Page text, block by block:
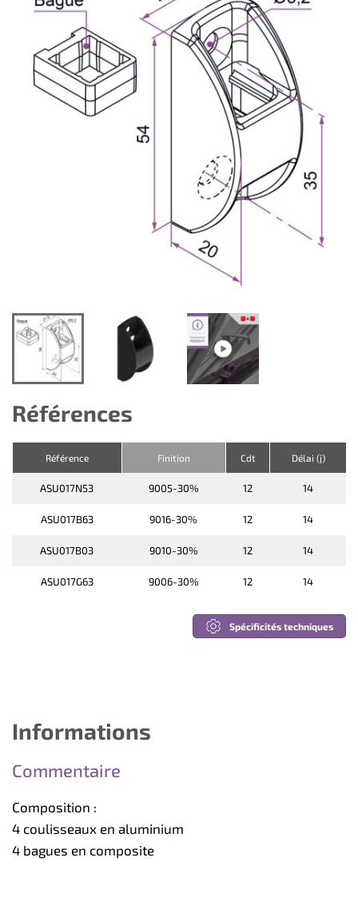
Références
Référence Finition Cdt Délai (j)
ASU017N53 9005-30% 12 14
ASU017B63 9016-30% 12 14
ASU017B03 9010-30% 12 14
ASU017G63 9006-30% 12 14
Spécificités techniques
Informations
Commentaire
Composition :
4 coulisseaux en aluminium
4 bagues en composite